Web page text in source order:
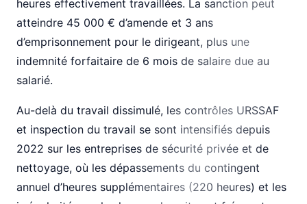
heures effectivement travaillées. La sanction peut
atteindre 45 000 € d’amende et 3 ans
d’emprisonnement pour le dirigeant, plus une
indemnité forfaitaire de 6 mois de salaire due au
salarié.
Au-delà du travail dissimulé, les contrôles URSSAF
et inspection du travail se sont intensifiés depuis
2022 sur les entreprises de sécurité privée et de
nettoyage, où les dépassements du contingent
annuel d’heures supplémentaires (220 heures) et les